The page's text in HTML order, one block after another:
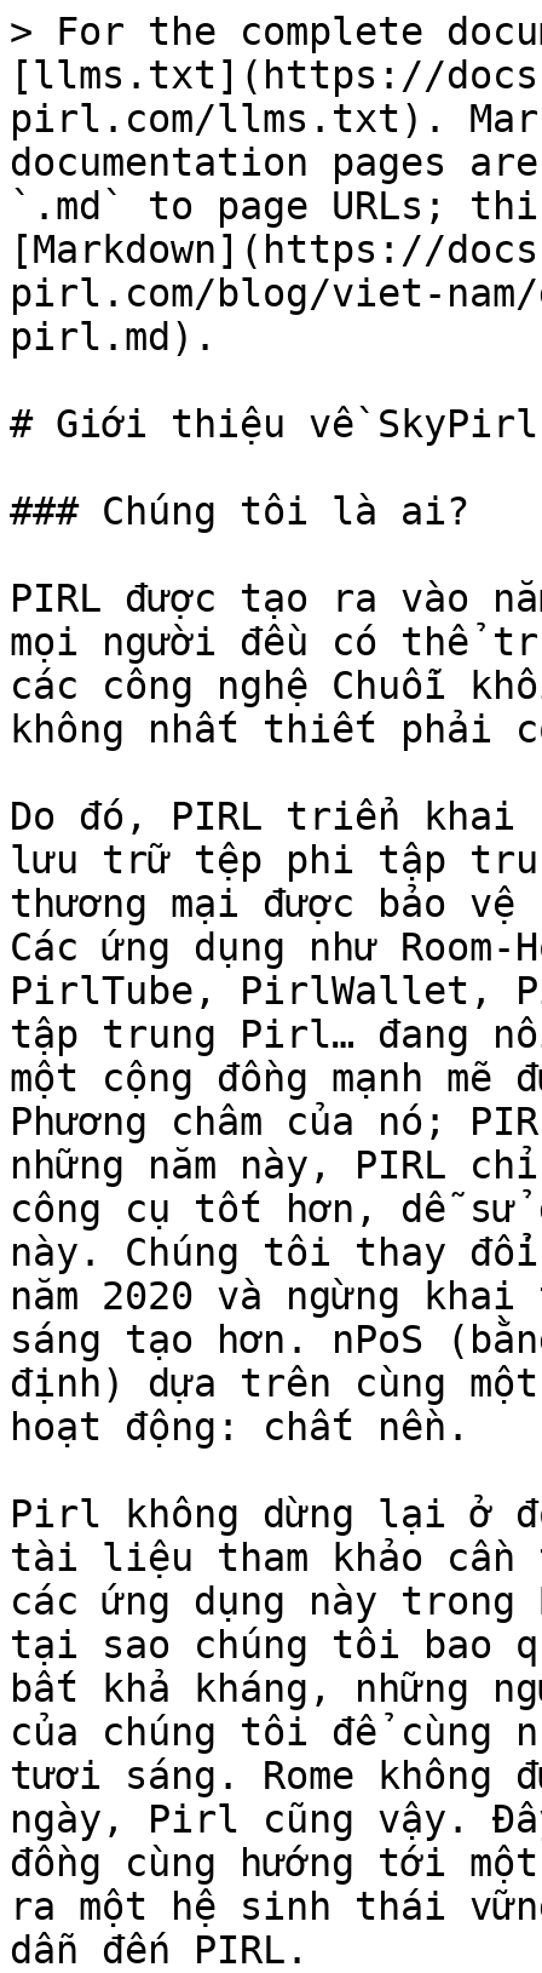
> For the complete
[llms.txt](https://
pirl.com/llms.txt).
documentation pages
`.md` to page URLs;
[Markdown](https://
pirl.com/blog/viet-
pirl.md).
# Giới thiệu về
### Chúng tôi là ai?
PIRL được tạo ra vào
mọi người đều có thể
các công nghệ Chuỗi
không nhất thiết phải
Do đó, PIRL triển khai
lưu trữ tệp phi tập
thương mại được bảo
Các ứng dụng như
PirlTube, PirlWallet,
tập trung Pirl… đang
một cộng đồng mạnh
Phương châm của nó;
những năm này, PIRL
công cụ tốt hơn, dễ sử
này. Chúng tôi thay
năm 2020 và ngừng
sáng tạo hơn. nPoS
định) dựa trên cùng
hoạt động: chất nền.
Pirl không dừng lại ở
tài liệu tham khảo cần
các ứng dụng này
tại sao chúng tôi bao
bất khả kháng, những
của chúng tôi để
tươi sáng. Rome không
ngày, Pirl cũng vậy.
đồng cùng hướng tới
ra một hệ sinh thái
dẫn đến PIRL.